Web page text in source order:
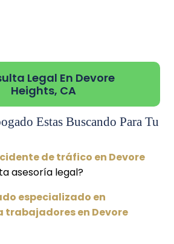
Legal En Devore
Heights, CA
Estas Buscando Para Tu
de tráfico en Devore
asesoría legal?
especializado en
trabajadores en Devore